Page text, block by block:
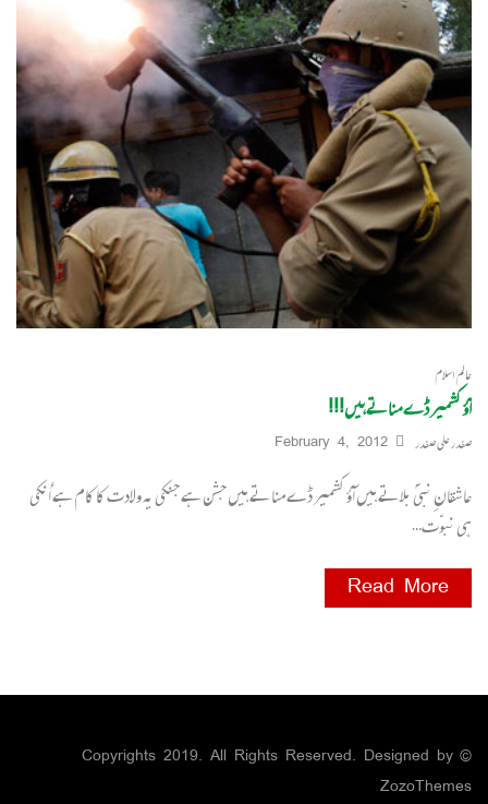
عالم اسلام
آؤ کشمیر ڈے مناتے ہیں!!!
صفدر علی صفدر February 4, 2012
عاشقانِ نبیؐ بلاتے ہیں آؤ کشمیر ڈے مناتے ہیں جشن ہے جنکی یہ ولادت کا کام ہے اُنکی
ہی نبوّت…
Read More
© Copyrights 2019. All Rights Reserved. Designed by
ZozoThemes